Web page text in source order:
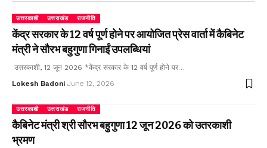
उत्तरकाशी उत्तराखंड राजनीति
केंद्र सरकार के 12 वर्ष पूर्ण होने पर आयोजित प्रेस वार्ता में कैबिनेट
मंत्री ने सौरभ बहुगुणा गिनाईं उपलब्धियां
उत्तरकाशी, 12 जून 2026 *केंद्र सरकार के 12 वर्ष पूर्ण होने पर…
Lokesh Badoni June 12, 2026
उत्तरकाशी उत्तराखंड राजनीति
कैबिनेट मंत्री श्री सौरभ बहुगुणा 12 जून 2026 को उतरकाशी
भ्रमण